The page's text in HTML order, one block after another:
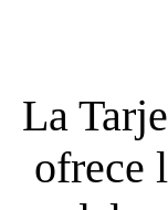
La
ofrece